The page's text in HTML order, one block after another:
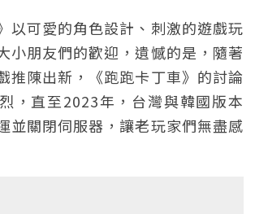
以可愛的角色設計、刺激的遊戲玩
小朋友們的歡迎，遺憾的是，隨著
推陳出新，《跑跑卡丁車》的討論
，直至2023年，台灣與韓國版本
並關閉伺服器，讓老玩家們無盡感